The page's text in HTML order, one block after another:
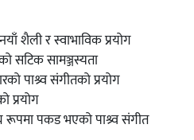
शैली रस्वाभाविक प्रयोग
सटिक सामञ्जस्यता
पाश्र्व संगीतको प्रयोग
प्रयोग
रूपमा पकडभएको पाश्र्व संगीत